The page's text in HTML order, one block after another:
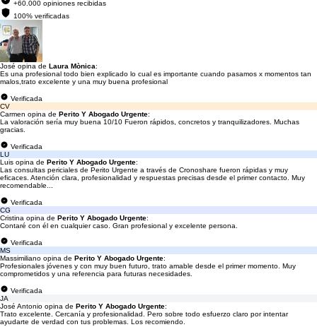
+60.000 opiniones recibidas
100% verificadas
José opina de Laura Mònica:
Es una profesional todo bien explicado lo cual es importante cuando pasamos x momentos tan
malos,trato excelente y una muy buena profesional
Verificada
CV
Carmen opina de Perito Y Abogado Urgente:
La valoración sería muy buena 10/10 Fueron rápidos, concretos y tranquilizadores. Muchas
gracias.
Verificada
LU
Luis opina de Perito Y Abogado Urgente:
Las consultas periciales de Perito Urgente a través de Cronoshare fueron rápidas y muy
eficaces. Atención clara, profesionalidad y respuestas precisas desde el primer contacto. Muy
recomendable...
Verificada
CG
Cristina opina de Perito Y Abogado Urgente:
Contaré con él en cualquier caso. Gran profesional y excelente persona.
Verificada
MS
Massimiliano opina de Perito Y Abogado Urgente:
Profesionales jóvenes y con muy buen futuro, trato amable desde el primer momento. Muy
comprometidos y una referencia para futuras necesidades.
Verificada
JA
José Antonio opina de Perito Y Abogado Urgente:
Trato excelente. Cercanía y profesionalidad. Pero sobre todo esfuerzo claro por intentar
ayudarte de verdad con tus problemas. Los recomiendo.